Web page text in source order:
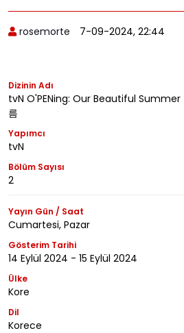
rosemorte 7-09-2024, 22:44
Dizinin Adı
tvN O'PENing: Our Beautiful Summer
름
Yapımcı
tvN
Bölüm Sayısı
2
Yayın Gün / Saat
Cumartesi, Pazar
Gösterim Tarihi
14 Eylül 2024 - 15 Eylül 2024
Ülke
Kore
Dil
Korece